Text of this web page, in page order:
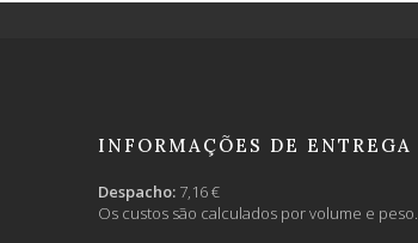
INFORMAÇÕES DE ENTREGA
Despacho: 7,16 €
Os custos são calculados por volume e peso.